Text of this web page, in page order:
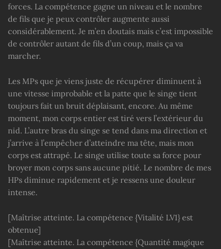
forces. La compétence gagne un niveau et le nombre
de fils que je peux contrôler augmente aussi
considérablement. Je m’en doutais mais c’est impossible
de contrôler autant de fils d’un coup, mais ça va
marcher.
Les MPs que je viens juste de récupérer diminuent à
une vitesse improbable et la patte que le singe tient
toujours fait un bruit déplaisant, encore. Au même
moment, mon corps entier est tiré vers l’extérieur du
nid. L’autre bras du singe se tend dans ma direction et
j’arrive à l’empêcher d’atteindre ma tête, mais mon
corps est attrapé. Le singe utilise toute sa force pour
broyer mon corps sans aucune pitié. Le nombre de mes
HPs diminue rapidement et je ressens une douleur
intense.
[Maîtrise atteinte. La compétence {Vitalité LV1} est
obtenue]
[Maîtrise atteinte. La compétence {Quantité magique